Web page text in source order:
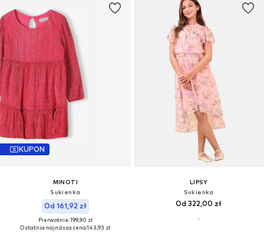
KUPON
MINOTI
Sukienka
Od 161,92 zł
Pierwotnie: 199,90 zł
Ostatnia najniższa cena:143,93 zł
LIPSY
Sukienka
Od 322,00 zł